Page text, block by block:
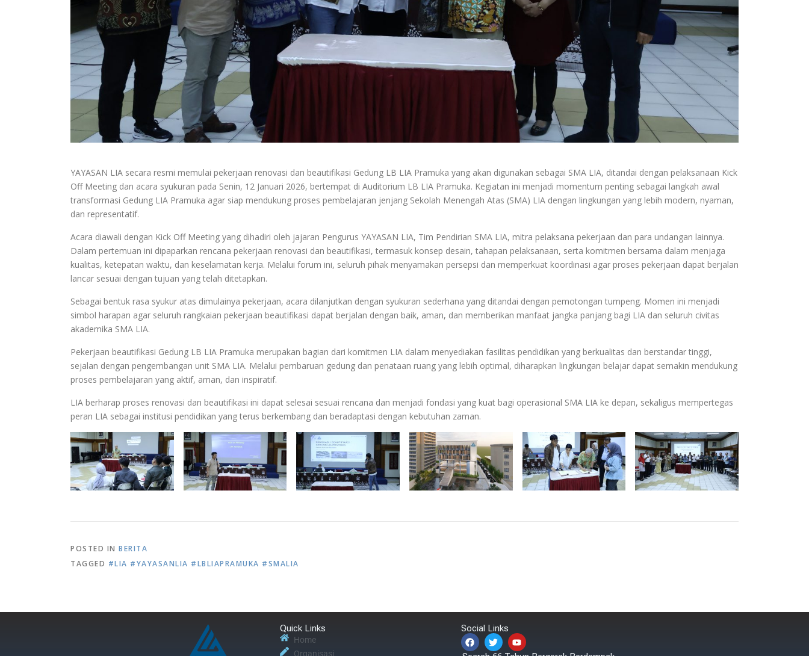
YAYASAN LIA secara resmi memulai pekerjaan renovasi dan beautifikasi Gedung LB LIA Pramuka yang akan digunakan sebagai SMA LIA, ditandai dengan pelaksanaan Kick
Off Meeting dan acara syukuran pada Senin, 12 Januari 2026, bertempat di Auditorium LB LIA Pramuka. Kegiatan ini menjadi momentum penting sebagai langkah awal
transformasi Gedung LIA Pramuka agar siap mendukung proses pembelajaran jenjang Sekolah Menengah Atas (SMA) LIA dengan lingkungan yang lebih modern, nyaman,
dan representatif.
Acara diawali dengan Kick Off Meeting yang dihadiri oleh jajaran Pengurus YAYASAN LIA, Tim Pendirian SMA LIA, mitra pelaksana pekerjaan dan para undangan lainnya.
Dalam pertemuan ini dipaparkan rencana pekerjaan renovasi dan beautifikasi, termasuk konsep desain, tahapan pelaksanaan, serta komitmen bersama dalam menjaga
kualitas, ketepatan waktu, dan keselamatan kerja. Melalui forum ini, seluruh pihak menyamakan persepsi dan memperkuat koordinasi agar proses pekerjaan dapat berjalan
lancar sesuai dengan tujuan yang telah ditetapkan.
Sebagai bentuk rasa syukur atas dimulainya pekerjaan, acara dilanjutkan dengan syukuran sederhana yang ditandai dengan pemotongan tumpeng. Momen ini menjadi
simbol harapan agar seluruh rangkaian pekerjaan beautifikasi dapat berjalan dengan baik, aman, dan memberikan manfaat jangka panjang bagi LIA dan seluruh civitas
akademika SMA LIA.
Pekerjaan beautifikasi Gedung LB LIA Pramuka merupakan bagian dari komitmen LIA dalam menyediakan fasilitas pendidikan yang berkualitas dan berstandar tinggi,
sejalan dengan pengembangan unit SMA LIA. Melalui pembaruan gedung dan penataan ruang yang lebih optimal, diharapkan lingkungan belajar dapat semakin mendukung
proses pembelajaran yang aktif, aman, dan inspiratif.
LIA berharap proses renovasi dan beautifikasi ini dapat selesai sesuai rencana dan menjadi fondasi yang kuat bagi operasional SMA LIA ke depan, sekaligus mempertegas
peran LIA sebagai institusi pendidikan yang terus berkembang dan beradaptasi dengan kebutuhan zaman.
POSTED IN BERITA
TAGGED #LIA #YAYASANLIA #LBLIAPRAMUKA #SMALIA
Quick Links
Home
Organisasi
Social Links